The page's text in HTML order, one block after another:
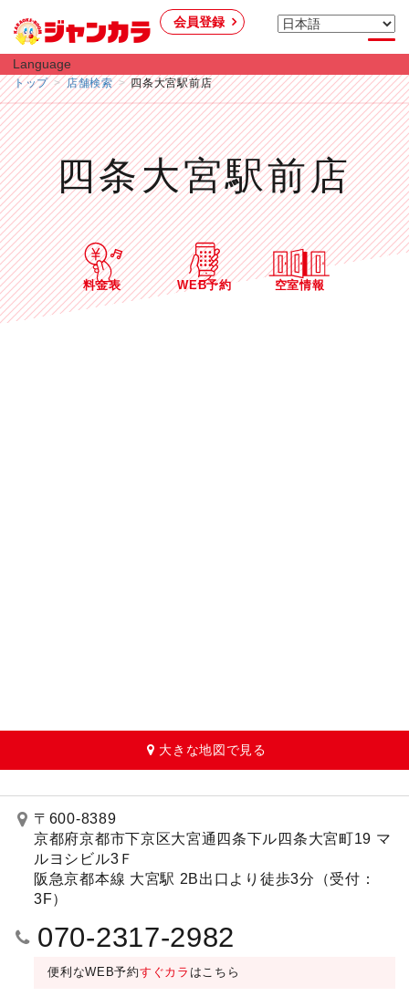
会員登録
Language
トップ 店舗検索 四条大宮駅前店
四条大宮駅前店
料金表 WEB予約 空室情報
大きな地図で見る
〒600-8389
京都府京都市下京区大宮通四条下ル四条大宮町19 マ
ルヨシビル3Ｆ
阪急京都本線 大宮駅 2B出口より徒歩3分（受付：
3F）
070-2317-2982
便利なWEB予約すぐカラ はこちら